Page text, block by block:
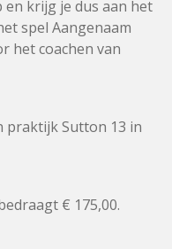
en krijg je dus aan het
spel Aangenaam
het coachen van
praktijk Sutton 13 in
€ 175,00.